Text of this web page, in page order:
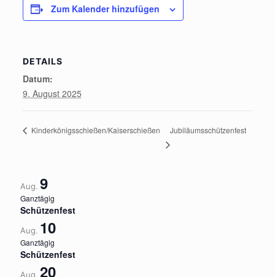
Zum Kalender hinzufügen
DETAILS
Datum:
9. August 2025
Kinderkönigsschießen/Kaiserschießen Jubiläumsschützenfest
Aug. 9
Ganztägig
Schützenfest
Aug. 10
Ganztägig
Schützenfest
Aug. 20